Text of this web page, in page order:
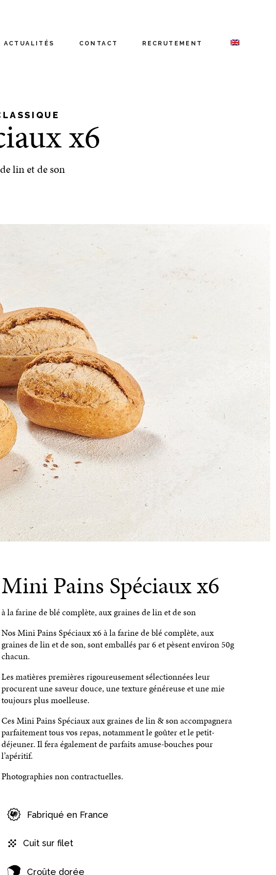
ACTUALITÉS CONTACT RECRUTEMENT
x6
lin et de son
Mini Pains Spéciaux x6
à la farine de blé complète, aux graines de lin et de son
Nos Mini Pains Spéciaux x6 à la farine de blé complète, aux
graines de lin et de son, sont emballés par 6 et pèsent environ 50g
chacun.
Les matières premières rigoureusement sélectionnées leur
procurent une saveur douce, une texture généreuse et une mie
toujours plus moelleuse.
Ces Mini Pains Spéciaux aux graines de lin & son accompagnera
parfaitement tous vos repas, notamment le goûter et le petit-
déjeuner. Il fera également de parfaits amuse-bouches pour
l’apéritif.
Photographies non contractuelles.
Fabriqué en France
Cuit sur filet
Croûte dorée